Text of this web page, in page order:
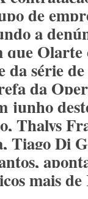
de
a
Olarte
série de
da
junho
Thalys
Tiago Di
mais de